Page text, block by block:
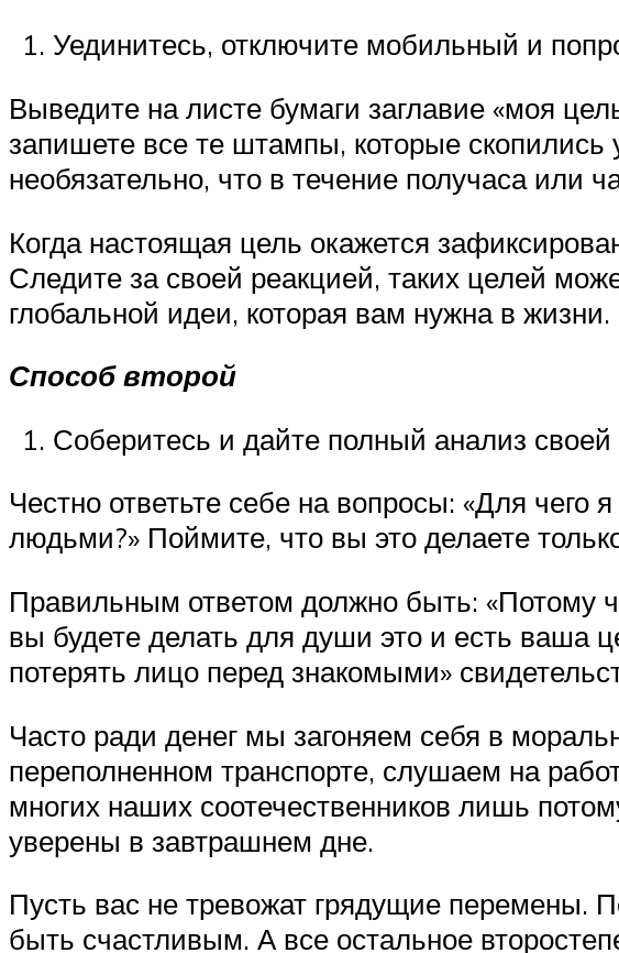
Уединитесь, отключите мобильный и
Выведите на листе бумаги заглавие «моя
запишете все те штампы, которые
необязательно, что в течение получаса или
Когда настоящая цель окажется
Следите за своей реакцией, таких целей
глобальной идеи, которая вам нужна в жизни.
Способ второй
Соберитесь и дайте полный анализ своей
Честно ответьте себе на вопросы: «Для
людьми?» Поймите, что вы это делаете
Правильным ответом должно быть: «Потому
вы будете делать для души это и есть ваша
потерять лицо перед знакомыми»
Часто ради денег мы загоняем себя в
переполненном транспорте, слушаем на
многих наших соотечественников лишь
уверены в завтрашнем дне.
Пусть вас не тревожат грядущие перемены.
быть счастливым. А все остальное